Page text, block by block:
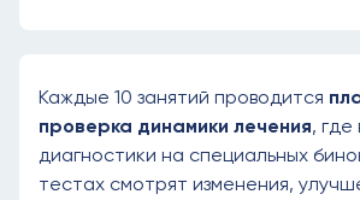
Каждые 10 занятий проводится
проверка динамики лечения, где
диагностики на специальных
тестах смотрят изменения,